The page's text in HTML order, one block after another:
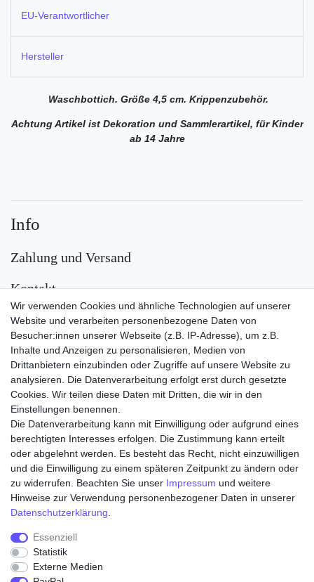
EU-Verantwortlicher
Hersteller
Waschbottich. Größe 4,5 cm. Krippenzubehör.
Achtung Artikel ist Dekoration und Sammlerartikel, für Kinder
ab 14 Jahre
Wir verwenden Cookies und ähnliche Technologien auf unserer
Website und verarbeiten personenbezogene Daten von
Besucher:innen unserer Webseite (z.B. IP-Adresse), um z.B.
Inhalte und Anzeigen zu personalisieren, Medien von
Drittanbietern einzubinden oder Zugriffe auf unsere Website zu
analysieren. Die Datenverarbeitung erfolgt erst durch gesetzte
Cookies. Wir teilen diese Daten mit Dritten, die wir in den
Einstellungen benennen.
Die Datenverarbeitung kann mit Einwilligung oder aufgrund eines
berechtigten Interesses erfolgen. Die Zustimmung kann erteilt
oder abgelehnt werden. Es besteht das Recht, nicht einzuwilligen
und die Einwilligung zu einem späteren Zeitpunkt zu ändern oder
zu widerrufen. Beachten Sie unser Impressum und weitere
Hinweise zur Verwendung personenbezogener Daten in unserer
Daten­schutz­erklärung
Essenziell
Statistik
Externe Medien
Info
Zahlung und Versand
Kontakt
Versand
Zahlungsarten
Widerrufs­recht